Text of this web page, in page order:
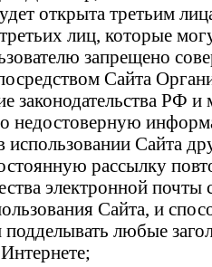
открыта третьим
третьих лиц, которые
запрещено
Сайта
РФ и
недостоверную
Сайта
рассылку
электронной
Сайта, и
любые